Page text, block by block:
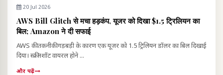
20 Jul 2026
AWS Bill Glitch से मचा हड़कंप, यूजर को दिखा $1.5 ट्रिलियन का
बिल; Amazon ने दी सफाई
AWS की तकनीकी गड़बड़ी के कारण एक यूजर को 1.5 ट्रिलियन डॉलर का बिल दिखाई
दिया। स्क्रीनशॉट वायरल होने ...
और पढ़ें